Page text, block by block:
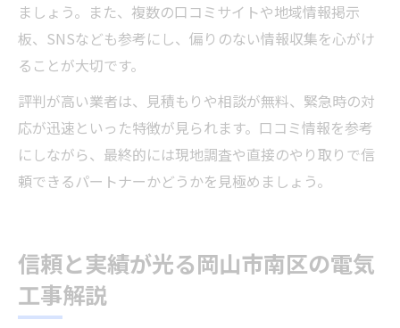
ましょう。また、複数の口コミサイトや地域情報掲示
板、SNSなども参考にし、偏りのない情報収集を心がけ
ることが大切です。
評判が高い業者は、見積もりや相談が無料、緊急時の対
応が迅速といった特徴が見られます。口コミ情報を参考
にしながら、最終的には現地調査や直接のやり取りで信
頼できるパートナーかどうかを見極めましょう。
信頼と実績が光る岡山市南区の電気
工事解説